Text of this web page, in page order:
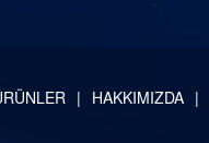
HAKKIMIZDA